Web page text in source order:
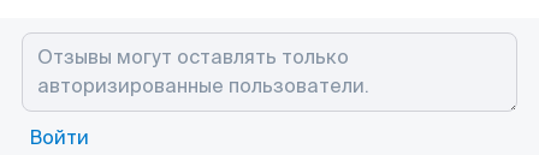
Войти